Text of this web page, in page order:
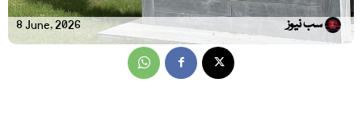
8 June, 2026 سب نیوز